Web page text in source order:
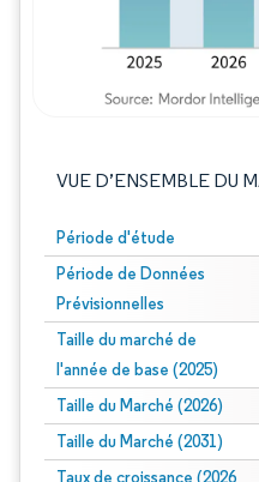
VUE D’ENSEMBLE DU
Période d'étude
Période de Données
Prévisionnelles
Taille du marché de
l'année de base (2025)
Taille du Marché (2026)
Taille du Marché (2031)
Taux de croissance (2026